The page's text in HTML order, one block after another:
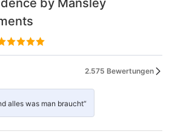
by Mansley
2.575 Bewertungen
alles was man braucht“